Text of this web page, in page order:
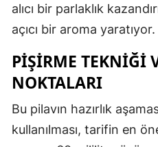
alıcı bir parlaklık
açıcı bir aroma yaratıyor.
PİŞİRME TEKNİĞİ
NOKTALARI
Bu pilavın hazırlık
kullanılması, tarifin en